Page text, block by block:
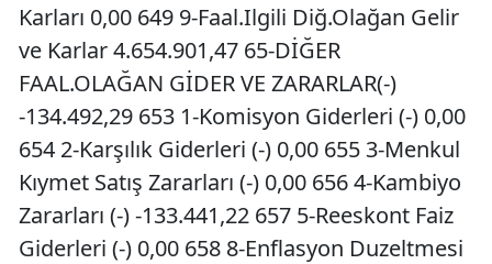
Karları 0,00 649 9-Faal.Ilgili Diğ.Olağan Gelir
ve Karlar 4.654.901,47 65-DİĞER
FAAL.OLAĞAN GİDER VE ZARARLAR(-)
-134.492,29 653 1-Komisyon Giderleri (-) 0,00
654 2-Karşılık Giderleri (-) 0,00 655 3-Menkul
Kıymet Satış Zararları (-) 0,00 656 4-Kambiyo
Zararları (-) -133.441,22 657 5-Reeskont Faiz
Giderleri (-) 0,00 658 8-Enflasyon Duzeltmesi